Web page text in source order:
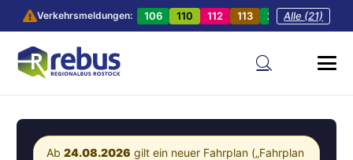
Verkehrsmeldungen: 106 110 112 113 201 202
Alle (21)
Ab 24.08.2026 gilt ein neuer Fahrplan („Fahrplan